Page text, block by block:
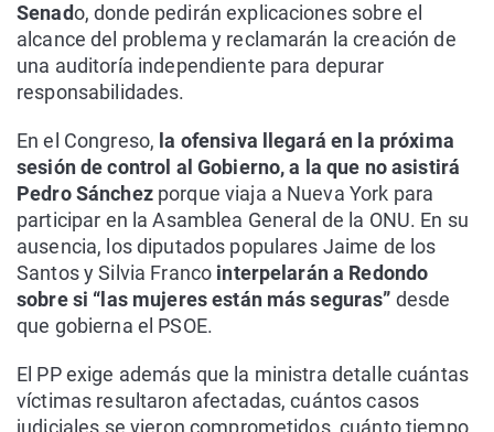
Senado, donde pedirán explicaciones sobre el
alcance del problema y reclamarán la creación de
una auditoría independiente para depurar
responsabilidades.
En el Congreso, la ofensiva llegará en la próxima
sesión de control al Gobierno, a la que no asistirá
Pedro Sánchezporque viaja a Nueva York para
participar en la Asamblea General de la ONU. En su
ausencia, los diputados populares Jaime de los
Santos y Silvia Franco interpelarán a Redondo
sobre si “las mujeres están más seguras” desde
que gobierna el PSOE.
El PP exige además que la ministra detalle cuántas
víctimas resultaron afectadas, cuántos casos
judiciales se vieron comprometidos, cuánto tiempo